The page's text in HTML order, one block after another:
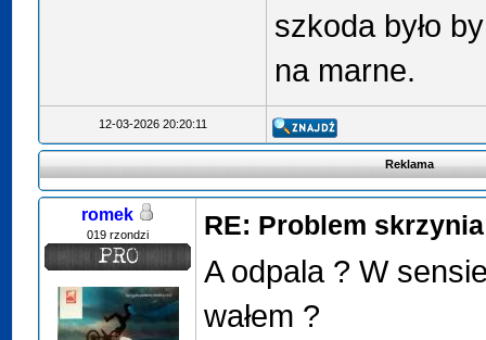
szkoda było
na marne.
12-03-2026 20:20:11
Reklama
romek
019 rzondzi RE: Problem
A odpala ? W
wałem ?